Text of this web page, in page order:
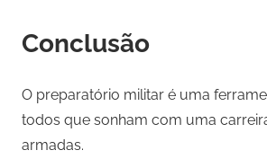
Conclusão
O preparatório militar é uma
todos que sonham com uma
armadas.